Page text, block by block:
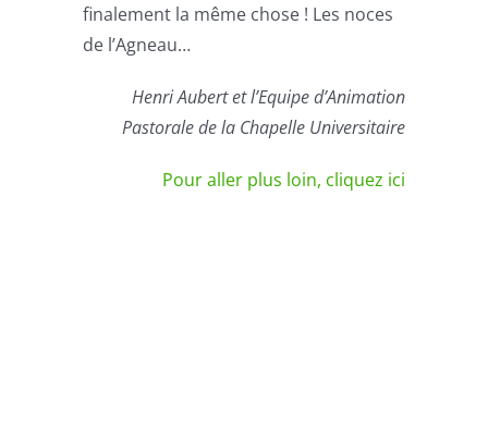
finalement la même chose ! Les noces
de l’Agneau…
Henri Aubert et l’Equipe d’Animation
Pastorale de la Chapelle Universitaire
Pour aller plus loin, cliquez ici